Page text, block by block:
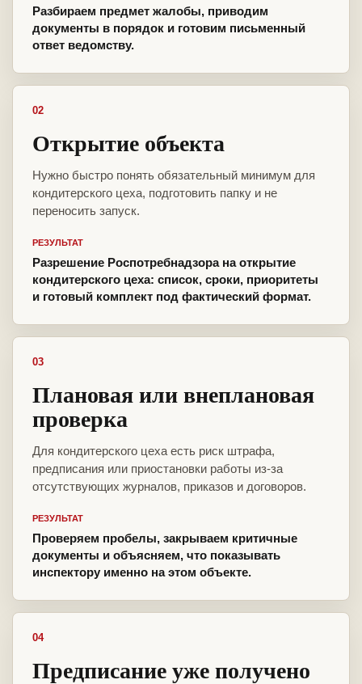
Разбираем предмет жалобы, приводим
документы в порядок и готовим письменный
ответ ведомству.
02
Открытие объекта
Нужно быстро понять обязательный минимум для
кондитерского цеха, подготовить папку и не
переносить запуск.
РЕЗУЛЬТАТ
Разрешение Роспотребнадзора на открытие
кондитерского цеха: список, сроки, приоритеты
и готовый комплект под фактический формат.
03
Плановая или внеплановая
проверка
Для кондитерского цеха есть риск штрафа,
предписания или приостановки работы из-за
отсутствующих журналов, приказов и договоров.
РЕЗУЛЬТАТ
Проверяем пробелы, закрываем критичные
документы и объясняем, что показывать
инспектору именно на этом объекте.
04
Предписание уже получено